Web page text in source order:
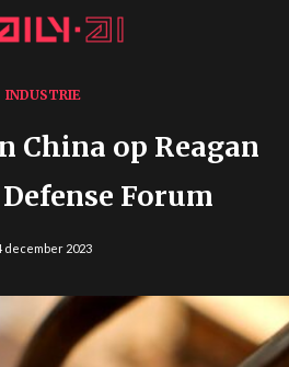
INDUSTRIE
China op Reagan
Forum
december 2023